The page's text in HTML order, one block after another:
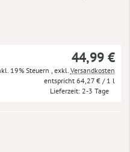
44,99 €
19% Steuern exkl. Versandkosten
64,27 € / 1 l
Lieferzeit 2-3 Tage